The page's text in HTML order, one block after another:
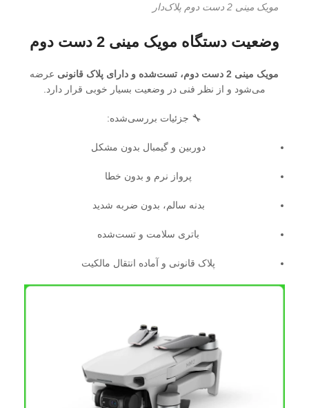
مویک مینی 2 دست دوم پلاک‌دار
وضعیت دستگاه مویک مینی 2 دست دوم
مویک مینی 2 دست دوم، تست‌شده و دارای پلاک قانونی عرضه
می‌شود و از نظر فنی در وضعیت بسیار خوبی قرار دارد.
🔧 جزئیات بررسی‌شده:
دوربین و گیمبال بدون مشکل
پرواز نرم و بدون خطا
بدنه سالم، بدون ضربه شدید
باتری سلامت و تست‌شده
پلاک قانونی و آماده انتقال مالکیت